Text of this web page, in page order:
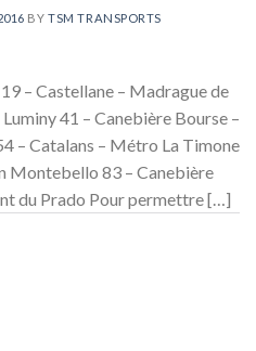
BYTSM TRANSPORTS
– Castellane – Madrague de
41 – Canebière Bourse –
– Catalans – Métro La Timone
Montebello 83 – Canebière
du Prado Pour permettre […]